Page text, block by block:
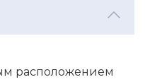
расположением